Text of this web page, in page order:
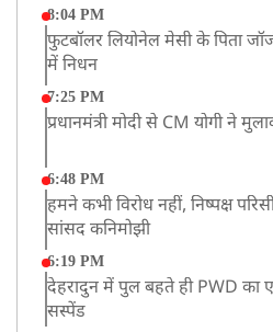
8:04 PM
फुटबॉलर लियोनेल मेसी के पिता
में निधन
7:25 PM
प्रधानमंत्री मोदी से CM योगी ने
6:48 PM
हमने कभी विरोध नहीं, निष्पक्ष
सांसद कनिमोझी
6:19 PM
देहरादुन में पुल बहते ही PWD का
सस्पेंड